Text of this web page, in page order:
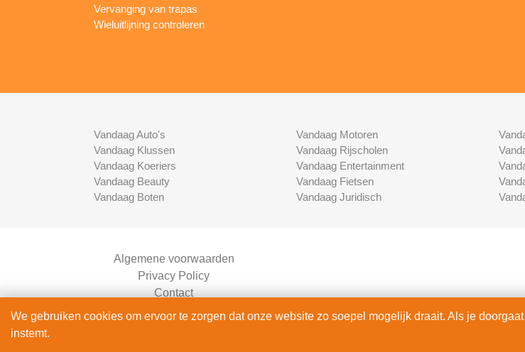
Vervanging van trapas
Wieluitlijning controleren
Vandaag Auto's
Vandaag Klussen
Vandaag Koeriers
Vandaag Beauty
Vandaag Boten
Vandaag Motoren
Vandaag Rijscholen
Vandaag Entertainment
Vandaag Fietsen
Vandaag Juridisch
Algemene voorwaarden
Privacy Policy
Contact
Bedrijven Inlog
We gebruiken cookies om ervoor te zorgen dat onze website zo soepel mogelijk draait. Als je
instemt.